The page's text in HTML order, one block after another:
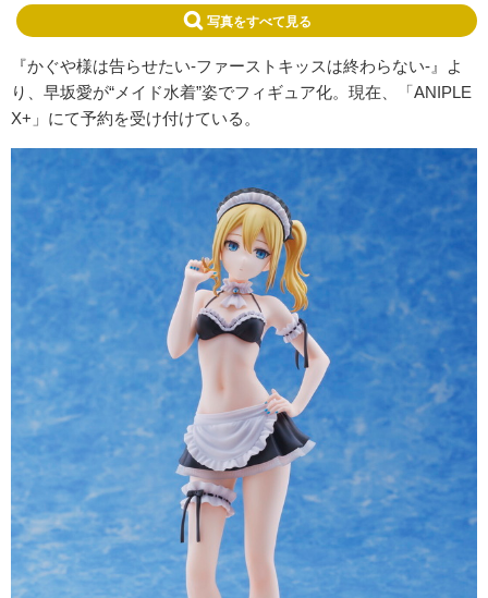
写真をすべて見る
『かぐや様は告らせたい-ファーストキッスは終わらない-』よ
り、早坂愛が“メイド水着”姿でフィギュア化。現在、「ANIPLE
X+」にて予約を受け付けている。